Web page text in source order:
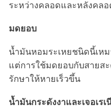
ระหว่างคลอดและหลังคลอ
มดยอบ
น้ำมันหอมระเหยชนิดนี้เห
แต่การใช้มดยอบกับสายส
รักษาให้หายเร็วขึ้น
น้ำมันกระดังงาและเจอเรเ